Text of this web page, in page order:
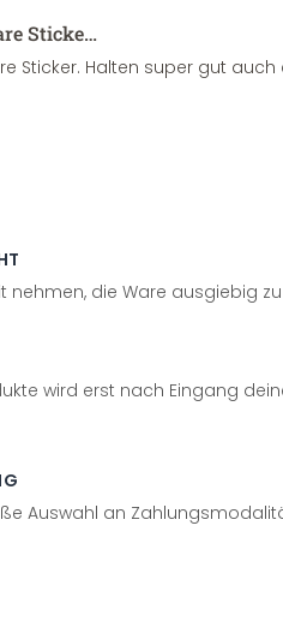
Sticke…
Sticker. Halten super gut
nehmen, die Ware ausgiebig
wird erst nach Eingang
Auswahl an